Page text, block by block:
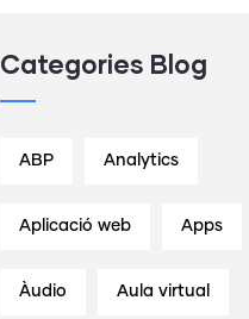
Categories Blog
ABP Analytics
Aplicació web Apps
Àudio Aula virtual